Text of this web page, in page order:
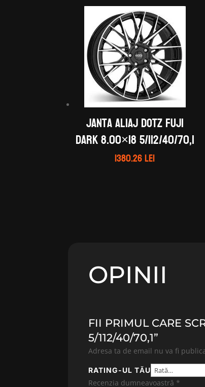
Janta aliaj DOTZ Fuji
dark 8.00×18 5/112/40/70,1
1380.26lei
OPINII
FII PRIMUL CARE
5/112/40/70,1”
Adresa ta de email nu va fi
RATING-UL TĂU
Recenzia dumneavoastră *